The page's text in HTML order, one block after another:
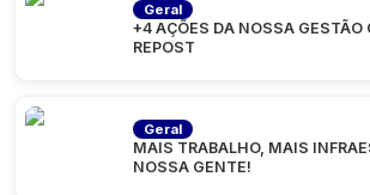
Geral
+4 AÇÕES DA NOSSA GESTÃO
REPOST
Geral
MAIS TRABALHO, MAIS
NOSSA GENTE!